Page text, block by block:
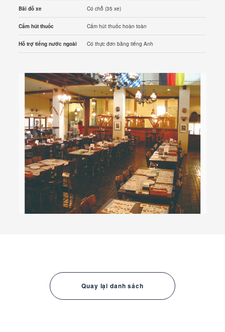
Bãi đỗ xe Có chỗ (35 xe)
Cấm hút thuốc Cấm hút thuốc hoàn toàn
Hỗ trợ tiếng nước ngoài Có thực đơn bằng tiếng Anh
Quay lại danh sách